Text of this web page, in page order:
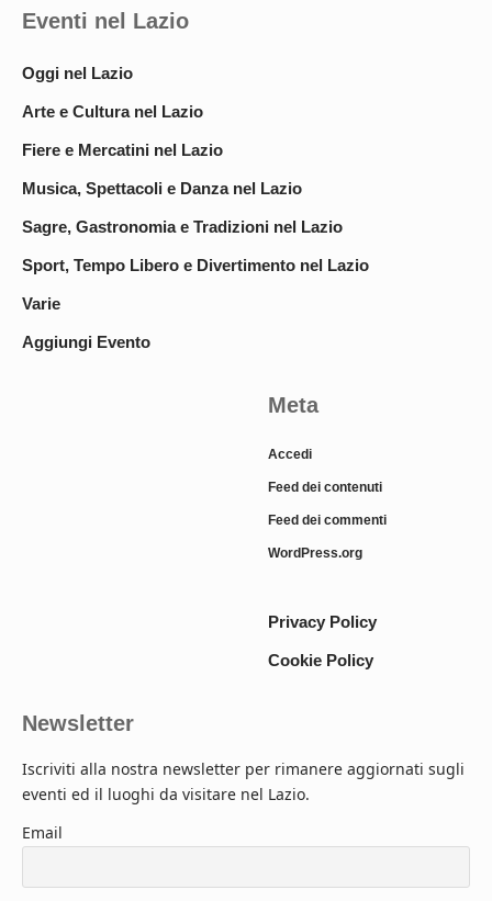
Eventi nel Lazio
Oggi nel Lazio
Arte e Cultura nel Lazio
Fiere e Mercatini nel Lazio
Musica, Spettacoli e Danza nel Lazio
Sagre, Gastronomia e Tradizioni nel Lazio
Sport, Tempo Libero e Divertimento nel Lazio
Varie
Aggiungi Evento
Meta
Accedi
Feed dei contenuti
Feed dei commenti
WordPress.org
Privacy Policy
Cookie Policy
Newsletter
Iscriviti alla nostra newsletter per rimanere aggiornati sugli
eventi ed il luoghi da visitare nel Lazio.
Email